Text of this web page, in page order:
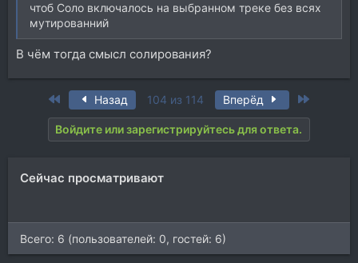
чтоб Соло включалось на выбранном треке без всях
мутированний
В чём тогда смысл солирования?
First Назад 104 из 114 Вперёд
Войдите или зарегистрируйтесь для ответа.
Сейчас просматривают
Всего: 6 (пользователей: 0, гостей: 6)